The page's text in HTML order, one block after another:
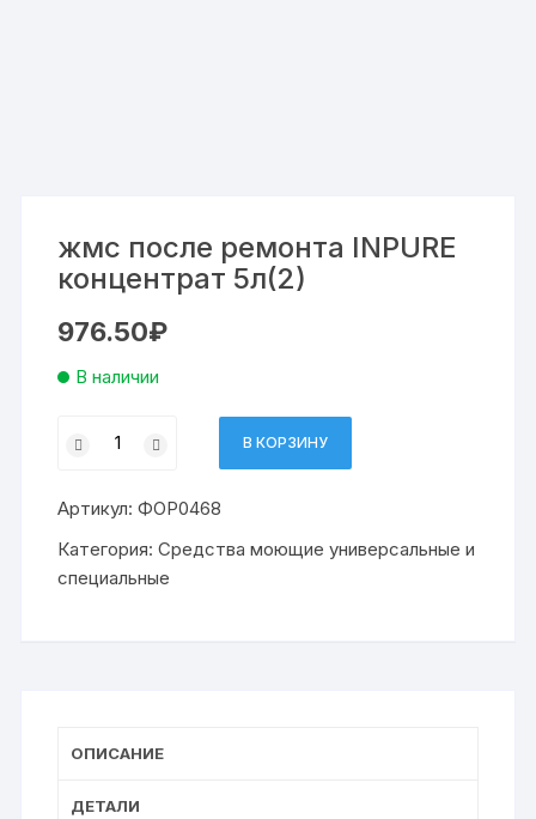
жмс после ремонта INPURE
концентрат 5л(2)
976.50₽
В наличии
товара
после
ремонта
INPURE
В КОРЗИНУ
Артикул:ФОР0468
Категория:Средства моющие универсальные и
специальные
ОПИСАНИЕ
ДЕТАЛИ